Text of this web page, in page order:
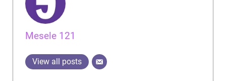
Mesele 121
View all posts